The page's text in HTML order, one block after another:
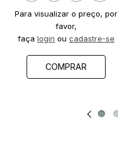
Para visualizar o preço, por
favor,
faça login ou cadastre-se
COMPRAR